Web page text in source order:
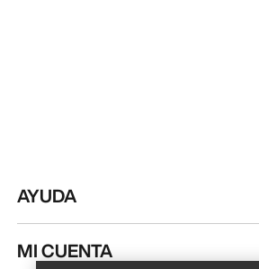
AYUDA
MI CUENTA